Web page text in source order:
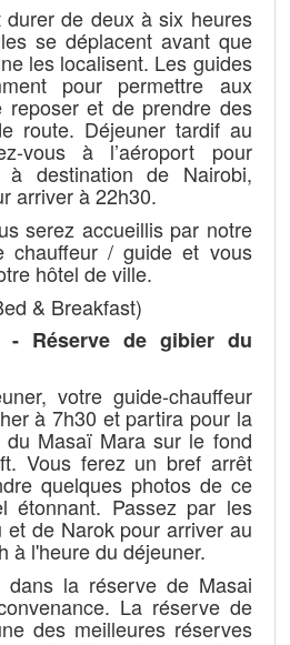
de deux à six heures
se déplacent avant que
les localisent. Les guides
pour permettre aux
reposer et de prendre des
route. Déjeuner tardif au
vous à l’aéroport pour
destination de Nairobi,
arriver à 22h30.
serez accueillis par notre
chauffeur / guide et vous
hôtel de ville.
& Breakfast)
Réserve de gibier du
votre guide-chauffeur
à 7h30 et partira pour la
Masaï Mara sur le fond
Vous ferez un bref arrêt
quelques photos de ce
étonnant. Passez par les
de Narok pour arriver au
à l'heure du déjeuner.
dans la réserve de Masai
La réserve de
des meilleures réserves